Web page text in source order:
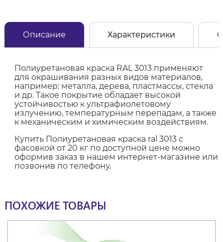
Описание Характеристики
Полиуретановая краска RAL 3013 применяют
для окрашивания разных видов материалов,
например: металла, дерева, пластмассы, стекла
и др. Такое покрытие обладает высокой
устойчивостью к ультрафиолетовому
излучению, температурным перепадам, а также
к механическим и химическим воздействиям.
Купить Полиуретановая краска ral 3013 с
фасовкой от 20 кг по доступной цене можно
оформив заказ в нашем интернет-магазине или
позвонив по телефону.
ПОХОЖИЕ ТОВАРЫ